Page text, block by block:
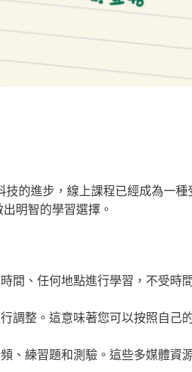
技的進步，線上課程已經成為一種
明智的學習選擇。
間、任何地點進行學習，不受時
調整。這意味著您可以按照自己
、練習題和測驗。這些多媒體資